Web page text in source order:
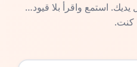
استمع واقرأ بلا قيود…
كنت.